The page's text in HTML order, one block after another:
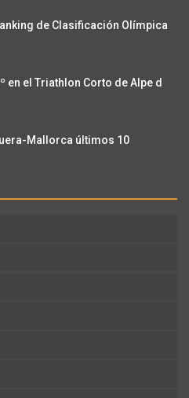
de Clasificación Olímpica
en el Triathlon Corto de Alpe d
Mallorca últimos 10